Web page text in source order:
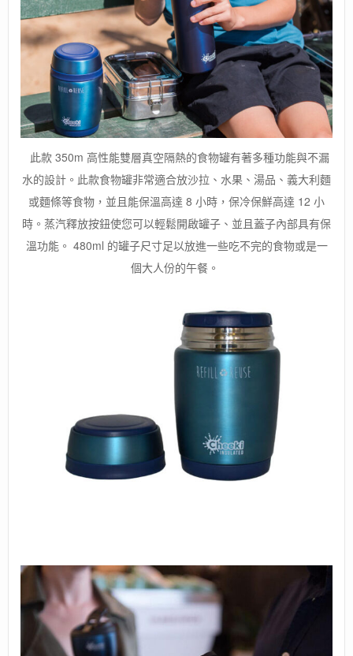
此款 350m 高性能雙層真空隔熱的食物罐有著多種功能與不漏
水的設計。此款食物罐非常適合放沙拉、水果、湯品、義大利麵
或麵條等食物，並且能保溫高達 8 小時，保冷保鮮高達 12 小
時。蒸汽釋放按鈕使您可以輕鬆開啟罐子、並且蓋子內部具有保
溫功能。 480ml 的罐子尺寸足以放進一些吃不完的食物或是一
個大人份的午餐。